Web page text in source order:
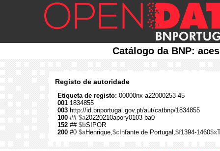
Catálogo da BNP:
Registo de autoridade
Etiqueta de registo: 00000nx a22000253 45
001 1834855
003 http://id.bnportugal.gov.pt/aut/catbnp/1834855
100 ## $a20220210apory0103 ba0
152 ## $bSIPOR
200 #0 $aHenrique,$c Infante de Portugal,$f1394-1460$x